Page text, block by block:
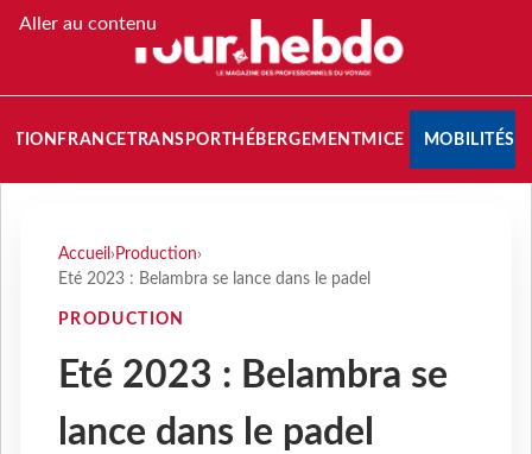
Aller au contenu
FRANCETRANSPORT HÉBERGEMENTMICE MOBILITÉS
Accueil › Production›
Eté 2023 : Belambra se lance dans le padel
PRODUCTION
Eté 2023 : Belambra se
lance dans le padel